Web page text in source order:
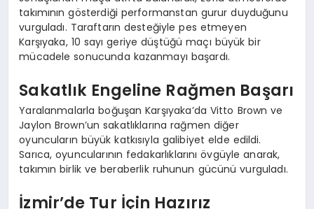
takımının gösterdiği performanstan gurur duyduğunu
vurguladı. Taraftarın desteğiyle pes etmeyen
Karşıyaka, 10 sayı geriye düştüğü maçı büyük bir
mücadele sonucunda kazanmayı başardı.
Sakatlık Engeline Rağmen Başarı
Yaralanmalarla boğuşan Karşıyaka’da Vitto Brown ve
Jaylon Brown’un sakatlıklarına rağmen diğer
oyuncuların büyük katkısıyla galibiyet elde edildi.
Sarıca, oyuncularının fedakarlıklarını övgüyle anarak,
takımın birlik ve beraberlik ruhunun gücünü vurguladı.
İzmir’de Tur İçin Hazırız